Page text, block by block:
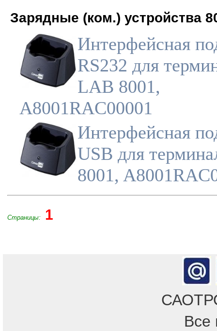
Зарядные (ком.) устройства
Интерфейсная
RS232 для
LAB 8001,
A8001RAC00001
Интерфейсная
USB для
8001,
Страницы: 1
Все